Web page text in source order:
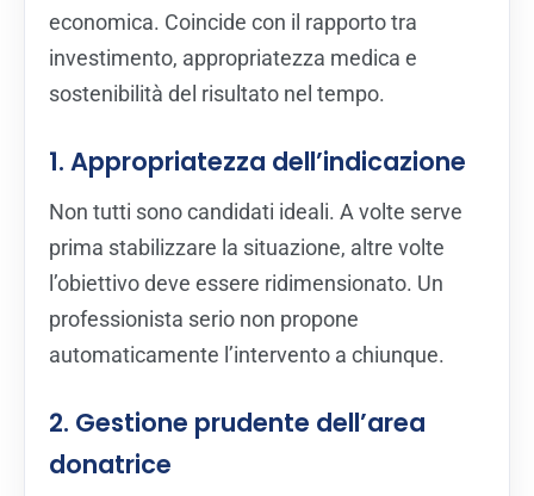
economica. Coincide con il rapporto tra
investimento, appropriatezza medica e
sostenibilità del risultato nel tempo.
1. Appropriatezza dell’indicazione
Non tutti sono candidati ideali. A volte serve
prima stabilizzare la situazione, altre volte
l’obiettivo deve essere ridimensionato. Un
professionista serio non propone
automaticamente l’intervento a chiunque.
2. Gestione prudente dell’area
donatrice